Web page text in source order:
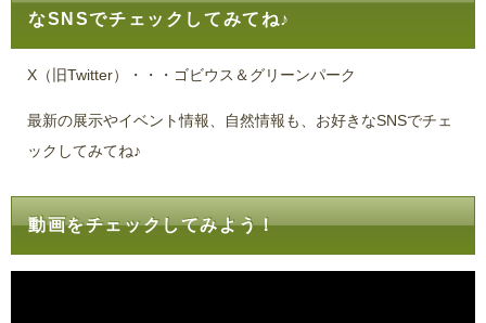
なSNSでチェックしてみてね♪
X（旧Twitter）・・・ゴビウス＆グリーンパーク
最新の展示やイベント情報、自然情報も、お好きなSNSでチェ
ックしてみてね♪
動画をチェックしてみよう！